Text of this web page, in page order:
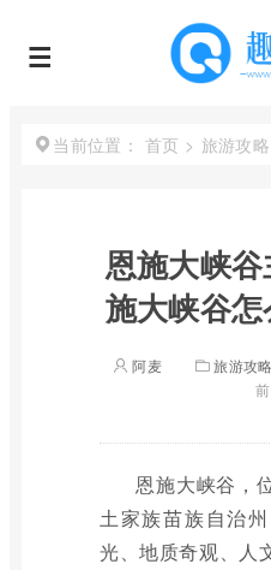
当前位置： 首页 > 旅游攻略
恩施大峡
施大峡谷
阿麦 旅游攻略
前
恩施大峡谷，
土家族苗族自治
光、地质奇观、人